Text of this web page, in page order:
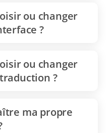
ou changer
?
ou changer
?
ma propre